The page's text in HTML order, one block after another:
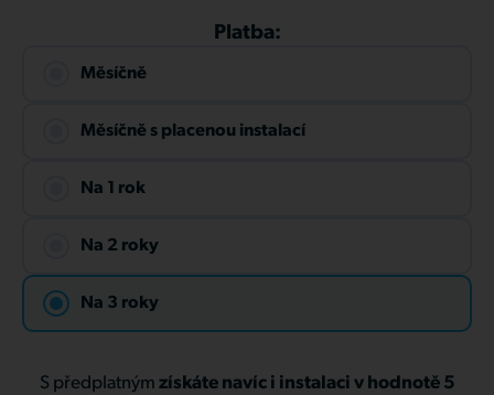
Platba:
Měsíčně
Měsíčně s placenou instalací
Na 1 rok
Na 2 roky
Na 3 roky
S předplatným získáte navíc i instalaci v hodnotě 5